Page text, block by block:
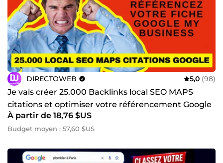
DIRECTOWEB 5,0 (98)
Je vais créer 25.000 Backlinks local SEO MAPS
citations et optimiser votre référencement Google
My Business
À partir de 18,76 $US
Budget moyen : 57,60 $US